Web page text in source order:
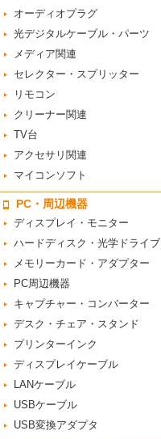
オーディオプラグ
光デジタルケーブル・パーツ
メディア関連
セレクター・スプリッター
リモコン
クリーナー関連
TV台
アクセサリ関連
マイコンソフト
PC・周辺機器
ディスプレイ・モニター
ハードディスク・光学ドライブ
メモリーカード・アダプター
PC周辺機器
キャプチャー・コンバーター
デスク・チェア・スタンド
プリンターインク
ディスプレイケーブル
LANケーブル
USBケーブル
USB変換アダプタ